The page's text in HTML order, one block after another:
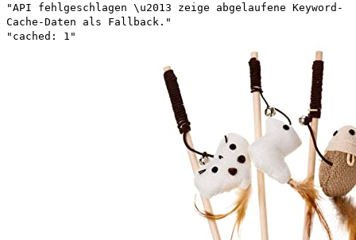
"API fehlgeschlagen \u2013 zeige abgelaufene Keyword-
Cache-Daten als Fallback."
"cached: 1"